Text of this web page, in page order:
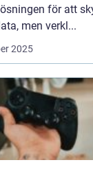
för att
men verkl...
2025